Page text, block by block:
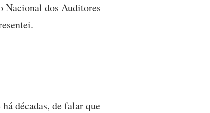
Nacional dos Auditores
décadas, de falar que